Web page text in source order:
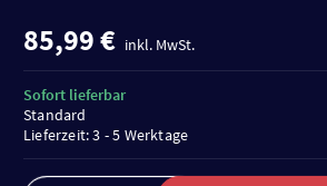
85,99 € inkl. MwSt.
Sofort lieferbar
Standard
Lieferzeit: 3 - 5 Werktage